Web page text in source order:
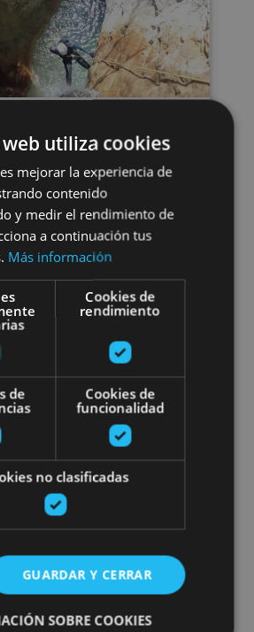
de barrancos
Burgui, Ollo, Valle del
Roncal - Belagua
Kayak para toda la familia en el
FECHAS
toda la familia
el Río Ega
Estella-Lizarra
web utiliza cookies
mejorar la experiencia de
contenido
y medir el rendimiento de
a continuación tus
Más información
Cookies de
rendimiento
de
Cookies de
funcionalidad
no clasificadas
GUARDAR Y CERRAR
SOBRE COOKIES